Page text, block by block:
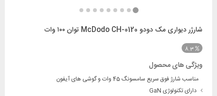
شارژر دیواری مک دودو McDodo CH-0120 توان ۱۰۰ وات
8.3
ویژگی های محصول
مناسب شارژ فوق سریع سامسونگ 45 وات و گوشی های آیفون
دارای تکنولوژی GaN